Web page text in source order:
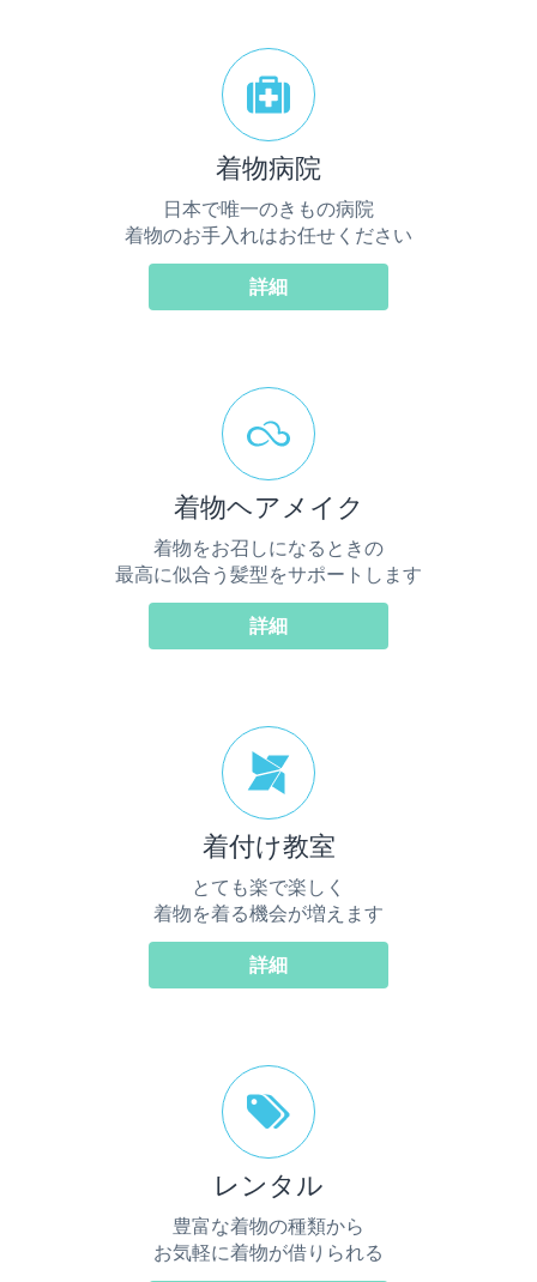
着物病院
日本で唯一のきもの病院
着物のお手入れはお任せください
詳細
着物ヘアメイク
着物をお召しになるときの
最高に似合う髪型をサポートします
詳細
着付け教室
とても楽で楽しく
着物を着る機会が増えます
詳細
レンタル
豊富な着物の種類から
お気軽に着物が借りられる